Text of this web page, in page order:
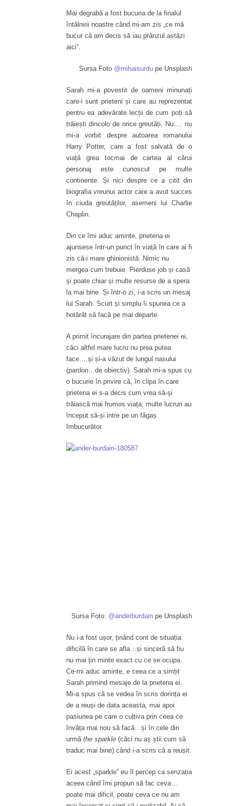
Mai degrabă a fost bucuria de la finalul
întâlnirii noastre când mi-am zis „ce mă
bucur că am decis să iau prânzul astăzi
aici”.
Sursa Foto @mihaisurdu pe Unsplash
Sarah mi-a povestit de oameni minunați
care-i sunt prieteni și care au reprezentat
pentru ea adevărate lecții de cum poți să
trăiești dincolo de orice greutăți. Nu…. nu
mi-a vorbit despre autoarea romanului
Harry Potter, care a fost salvată de o
viață grea tocmai de cartea al cărui
personaj este cunoscut pe multe
continente. Și nici despre ce a citit din
biografia vreunui actor care a avut succes
în ciuda greutăților, asemeni lui Charlie
Chaplin.
Din ce îmi aduc aminte, prietena ei
ajunsese într-un punct în viață în care ai fi
zis că-i mare ghinionistă. Nimic nu
mergea cum trebuie. Pierduse job și casă
și poate chiar și multe resurse de a spera
la mai bine. Și într-o zi, i-a scris un mesaj
lui Sarah. Scurt și simplu îi spunea ce a
hotărât să facă pe mai departe.
A primit încurajare din partea prietenei ei,
căci altfel mare lucru nu prea putea
face….și și-a văzut de lungul nasului
(pardon…de obiectiv). Sarah mi-a spus cu
o bucurie în privire că, în clipa în care
prietena ei s-a decis cum vrea să-și
trăiască mai frumos viața, multe lucruri au
început să-și intre pe un făgaș
îmbucurător.
Sursa Foto: @anderburdain pe Unsplash
Nu i-a fost ușor, ținând cont de situația
dificilă în care se afla…și sinceră să fiu
nu mai țin minte exact cu ce se ocupa.
Ce-mi aduc aminte, e ceea ce a simțit
Sarah primind mesaje de la prietena ei.
Mi-a spus că se vedea în scris dorința ei
de a reuși de data aceasta, mai apoi
pasiunea pe care o cultiva prin ceea ce
învăța mai nou să facă…și în cele din
urmă the sparkle (căci nu aș știi cum să
traduc mai bine) când i-a scris că a reușit.
Ei acest „sparkle” eu îl percep ca senzația
aceea când îmi propun să fac ceva…
poate mai dificil, poate ceva ce nu am